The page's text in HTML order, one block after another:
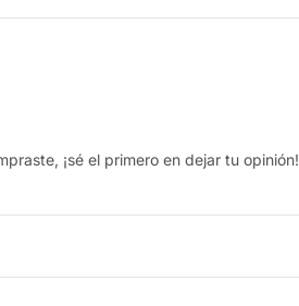
¡sé el primero en dejar tu opinión!